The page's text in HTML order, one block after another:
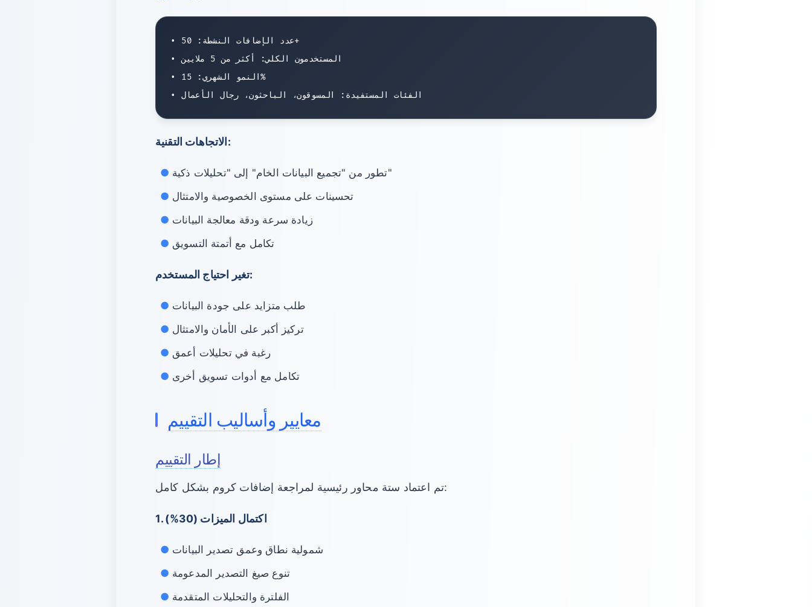
• عدد الإضافات النشطة: 50+
• المستخدمون الكلي: أكثر من 5 ملايين
• النمو الشهري: 15%
الاتجاهات التقنية:
تطور من "تجميع البيانات الخام" إلى "تحليلات ذكية"
تحسينات على مستوى الخصوصية والامتثال
زيادة سرعة ودقة معالجة البيانات
تكامل مع أتمتة التسويق
تغير احتياج المستخدم:
طلب متزايد على جودة البيانات
تركيز أكبر على الأمان والامتثال
رغبة في تحليلات أعمق
تكامل مع أدوات تسويق أخرى
معايير وأساليب التقييم
إطار التقييم
تم اعتماد ستة محاور رئيسية لمراجعة إضافات كروم بشكل كامل:
1. اكتمال الميزات (30%)
شمولية نطاق وعمق تصدير البيانات
تنوع صيغ التصدير المدعومة
الفلترة والتحليلات المتقدمة